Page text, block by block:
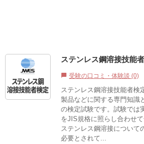
ステンレス鋼溶接技能
chat_bubble 受験の口コミ・体験談 (0)
ステンレス鋼溶接技能者検
製品などに関する専門知識
の検定試験です。試験では
をJIS規格に照らし合わせて
ステンレス鋼溶接について
必要とされて...